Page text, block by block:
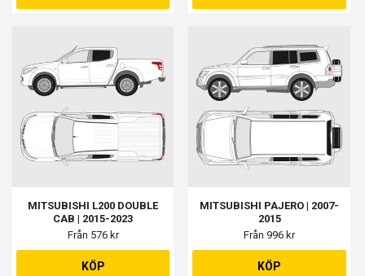
MITSUBISHI L200 DOUBLE
CAB | 2015-2023
Från 576 kr
KÖP
MITSUBISHI PAJERO | 2007-
2015
Från 996 kr
KÖP